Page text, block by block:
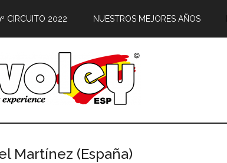
CIRCUITO 2022 NUESTROS MEJORES AÑOS
Martínez (España)